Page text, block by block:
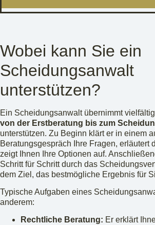
Wobei kann Sie ein
Scheidungsanwalt
unterstützen?
Ein Scheidungsanwalt übernimmt
von der Erstberatung bis zum
unterstützen. Zu Beginn klärt er in einem
Beratungsgespräch Ihre Fragen, erläutert
zeigt Ihnen Ihre Optionen auf.
Schritt für Schritt durch das
dem Ziel, das bestmögliche Ergebnis für
Typische Aufgaben eines
anderem:
Rechtliche Beratung: Er erklärt